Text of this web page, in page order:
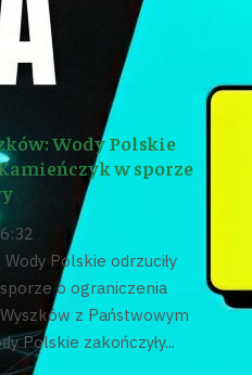
Wody Polskie
w sporze
Polskie odrzuciły
o ograniczenia
z Państwowym
Polskie zakończyły...